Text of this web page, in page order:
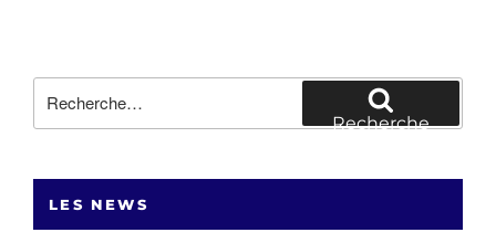
pour
Recherche
LES NEWS